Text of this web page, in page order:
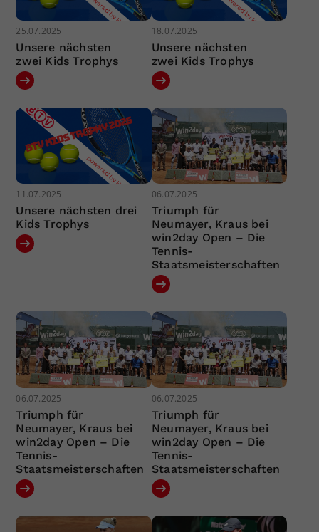
25.07.2025
Unsere nächsten
zwei Kids Trophys
18.07.2025
Unsere nächsten
zwei Kids Trophys
11.07.2025
Unsere nächsten drei
Kids Trophys
06.07.2025
Triumph für
Neumayer, Kraus bei
win2day Open – Die
Tennis-
Staatsmeisterschaften
06.07.2025
Triumph für
Neumayer, Kraus bei
win2day Open – Die
Tennis-
Staatsmeisterschaften
06.07.2025
Triumph für
Neumayer, Kraus bei
win2day Open – Die
Tennis-
Staatsmeisterschaften